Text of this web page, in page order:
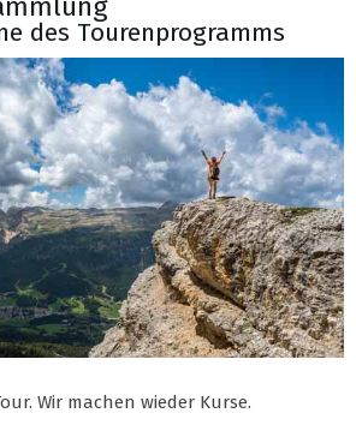
des Tourenprogramms
Wir machen wieder Kurse.